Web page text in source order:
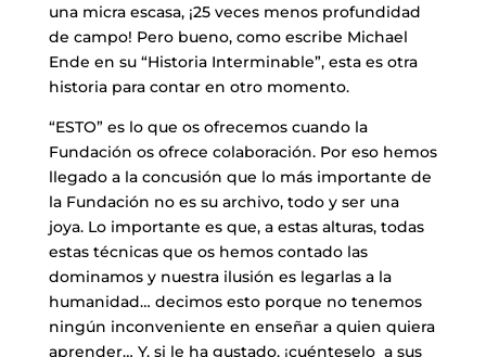
una micra escasa, ¡25 veces menos profundidad
de campo! Pero bueno, como escribe Michael
Ende en su “Historia Interminable”, esta es otra
historia para contar en otro momento.
“ESTO” es lo que os ofrecemos cuando la
Fundación os ofrece colaboración. Por eso hemos
llegado a la concusión que lo más importante de
la Fundación no es su archivo, todo y ser una
joya. Lo importante es que, a estas alturas, todas
estas técnicas que os hemos contado las
dominamos y nuestra ilusión es legarlas a la
humanidad… decimos esto porque no tenemos
ningún inconveniente en enseñar a quien quiera
aprender… Y, si le ha gustado, ¡cuénteselo a sus